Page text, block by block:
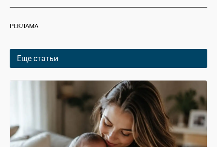
РЕКЛАМА
Еще статьи